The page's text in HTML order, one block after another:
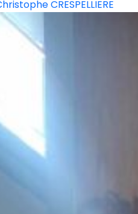
CRESPELLIERE